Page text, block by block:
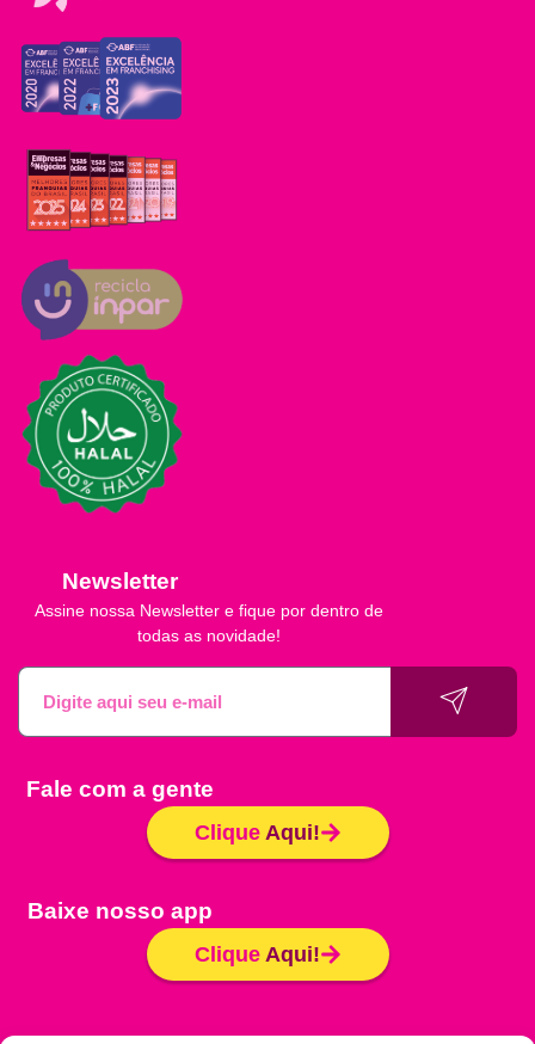
Newsletter
Assine nossa Newsletter e fique por dentro de
todas as novidade!
Fale com a gente
Clique Aqui!
Baixe nosso app
Clique Aqui!